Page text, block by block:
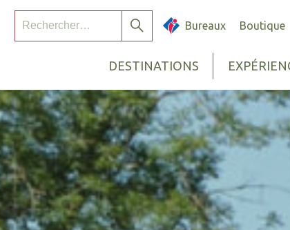
DESTINATIONS
RechercherBureaux Boutique